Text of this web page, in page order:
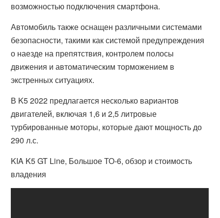
возможностью подключения смартфона.
Автомобиль также оснащен различными системами
безопасности, такими как системой предупреждения
о наезде на препятствия, контролем полосы
движения и автоматическим торможением в
экстренных ситуациях.
В K5 2022 предлагается несколько вариантов
двигателей, включая 1,6 и 2,5 литровые
турбированные моторы, которые дают мощность до
290 л.с.
KIA K5 GT Line, Большое ТО-6, обзор и стоимость
владения